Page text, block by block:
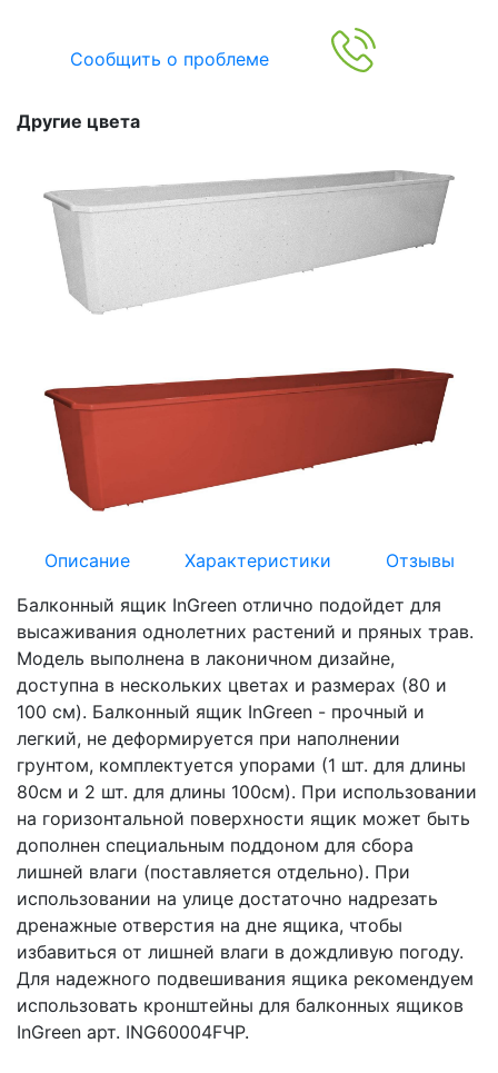
Сообщить о проблеме
Другие цвета
Описание Характеристики
Отзывы
Балконный ящик InGreen отлично подойдет для
высаживания однолетних растений и пряных трав.
Модель выполнена в лаконичном дизайне,
доступна в нескольких цветах и размерах (80 и
100 см). Балконный ящик InGreen - прочный и
легкий, не деформируется при наполнении
грунтом, комплектуется упорами (1 шт. для длины
80см и 2 шт. для длины 100см). При использовании
на горизонтальной поверхности ящик может быть
дополнен специальным поддоном для сбора
лишней влаги (поставляется отдельно). При
использовании на улице достаточно надрезать
дренажные отверстия на дне ящика, чтобы
избавиться от лишней влаги в дождливую погоду.
Для надежного подвешивания ящика рекомендуем
использовать кронштейны для балконных ящиков
InGreen арт. ING60004FЧР.